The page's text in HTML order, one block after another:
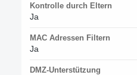
Kontrolle durch Eltern
Ja
MAC Adressen Filtern
Ja
DMZ-Unterstützung